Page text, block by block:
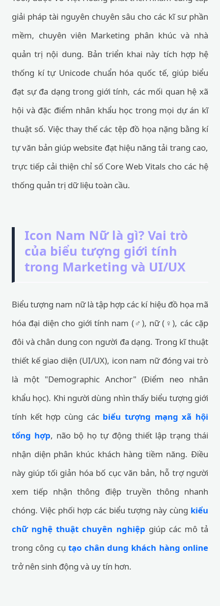
giải pháp tài nguyên chuyên sâu cho các kĩ sư phần
mềm, chuyên viên Marketing phân khúc và nhà
quản trị nội dung. Bản triển khai này tích hợp hệ
thống kí tự Unicode chuẩn hóa quốc tế, giúp biểu
đạt sự đa dạng trong giới tính, các mối quan hệ xã
hội và đặc điểm nhân khẩu học trong mọi dự án kĩ
thuật số. Việc thay thế các tệp đồ họa nặng bằng kí
tự văn bản giúp website đạt hiệu năng tải trang cao,
trực tiếp cải thiện chỉ số Core Web Vitals cho các hệ
thống quản trị dữ liệu toàn cầu.
Icon Nam Nữ là gì? Vai trò
của biểu tượng giới tính
trong Marketing và UI/UX
Biểu tượng nam nữ là tập hợp các kí hiệu đồ họa mã
hóa đại diện cho giới tính nam (♂), nữ (♀), các cặp
đôi và chân dung con người đa dạng. Trong kĩ thuật
thiết kế giao diện (UI/UX), icon nam nữ đóng vai trò
là một "Demographic Anchor" (Điểm neo nhân
khẩu học). Khi người dùng nhìn thấy biểu tượng giới
tính kết hợp cùng các biểu tượng mạng xã hội
tổng hợp, não bộ họ tự động thiết lập trạng thái
nhận diện phân khúc khách hàng tiềm năng. Điều
này giúp tối giản hóa bố cục văn bản, hỗ trợ người
xem tiếp nhận thông điệp truyền thông nhanh
chóng. Việc phối hợp các biểu tượng này cùng kiểu
chữ nghệ thuật chuyên nghiệp giúp các mô tả
trong công cụtạo chân dung khách hàng online
trở nên sinh động và uy tín hơn.